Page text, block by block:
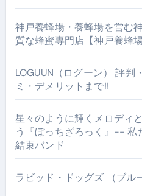
神戸養蜂場・養蜂場を営む
質な蜂蜜専門店【神戸養蜂
LOGUUN（ログーン） 評判
ミ・デメリットまで!!
星々のように輝くメロディ
う『ぼっちざろっく』--
結束バンド
ラビッド・ドッグズ （ブル